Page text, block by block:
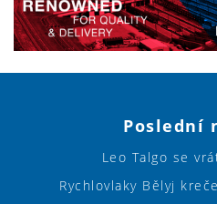
Poslední
Leo Talgo se
Rychlovlaky Bělyj